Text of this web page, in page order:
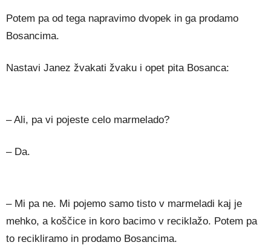
Potem pa od tega napravimo dvopek in ga prodamo
Bosancima.
Nastavi Janez žvakati žvaku i opet pita Bosanca:
– Ali, pa vi pojeste celo marmelado?
– Da.
– Mi pa ne. Mi pojemo samo tisto v marmeladi kaj je
mehko, a koščice in koro bacimo v reciklažo. Potem pa
to recikliramo in prodamo Bosancima.